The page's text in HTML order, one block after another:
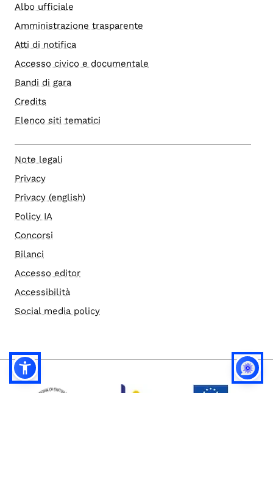
Albo ufficiale
Amministrazione trasparente
Atti di notifica
Accesso civico e documentale
Bandi di gara
Credits
Elenco siti tematici
Note legali
Privacy
Privacy (english)
Policy IA
Concorsi
Bilanci
Accesso editor
Accessibilità
Social media policy